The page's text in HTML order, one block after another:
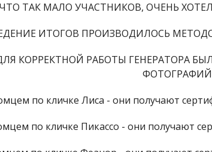
ТАК МАЛО УЧАСТНИКОВ, ОЧЕНЬ
ИТОГОВ ПРОИЗВОДИЛОСЬ
КОРРЕКТНОЙ РАБОТЫ ГЕНЕРАТОРА
по кличке Лиса - они получают
по кличке Пикассо - они получают